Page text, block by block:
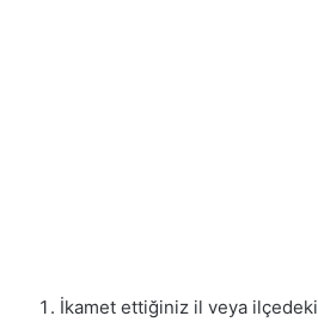
İkamet ettiğiniz il veya ilçedeki